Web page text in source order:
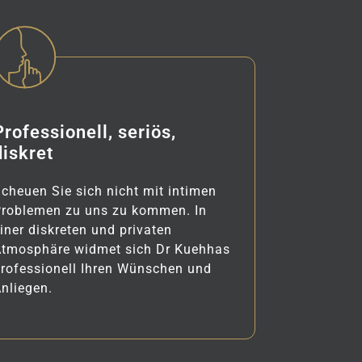
seriös,
Sie sich nicht mit intimen
zu uns zu kommen. In
diskreten und privaten
widmet sich Dr Kuehhas
Ihren Wünschen und